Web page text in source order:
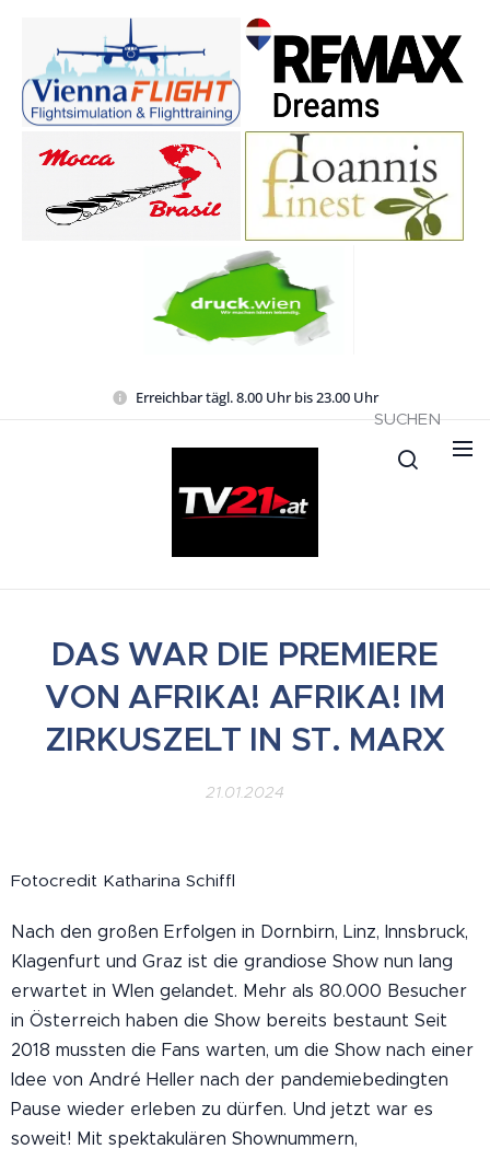
Erreichbar tägl. 8.00 Uhr bis 23.00 Uhr
SUCHEN
DAS WAR DIE PREMIERE
VON AFRIKA! AFRIKA! IM
ZIRKUSZELT IN ST. MARX
21.01.2024
Fotocredit Katharina Schiffl
Nach den großen Erfolgen in Dornbirn, Linz, Innsbruck,
Klagenfurt und Graz ist die grandiose Show nun lang
erwartet in WIen gelandet. Mehr als 80.000 Besucher
in Österreich haben die Show bereits bestaunt Seit
2018 mussten die Fans warten, um die Show nach einer
Idee von André Heller nach der pandemiebedingten
Pause wieder erleben zu dürfen. Und jetzt war es
soweit! Mit spektakulären Shownummern,